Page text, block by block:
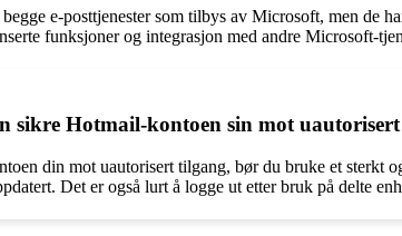
e-posttjenester som tilbys av Microsoft, men de
funksjoner og integrasjon med andre Microsoft-
sikre Hotmail-kontoen sin mot
din mot uautorisert tilgang, bør du bruke et sterkt
Det er også lurt å logge ut etter bruk på delte